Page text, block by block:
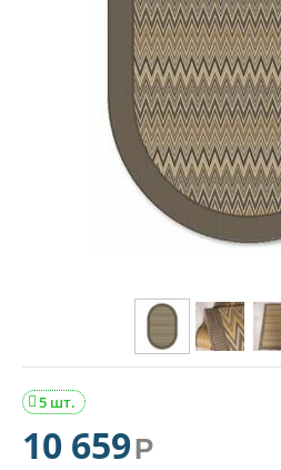
5 шт.

10 659Р